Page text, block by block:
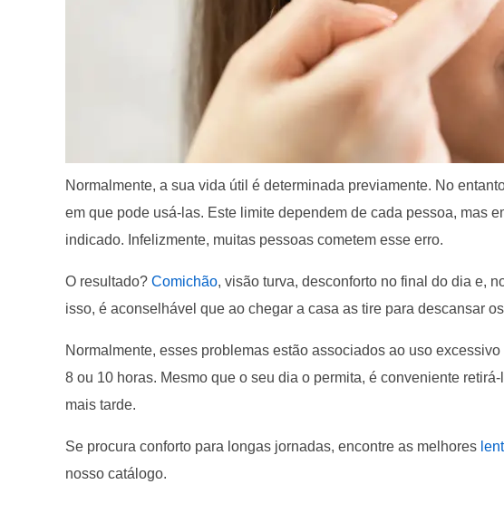
Normalmente, a sua vida útil é determinada previamente. No
em que pode usá-las. Este limite dependem de cada pessoa, mas
indicado. Infelizmente, muitas pessoas cometem esse erro.
O resultado? Comichão, visão turva, desconforto no final do dia e,
isso, é aconselhável que ao chegar a casa as tire para descansar
Normalmente, esses problemas estão associados ao uso
8 ou 10 horas. Mesmo que o seu dia o permita, é conveniente
mais tarde.
Se procura conforto para longas jornadas, encontre as melhores
nosso catálogo.